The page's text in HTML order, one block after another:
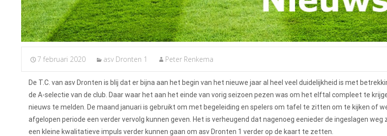
7 februari 2020 asv Dronten 1 Peter Renkema
De T.C. van asv Dronten is blij dat er bijna aan het begin van het nieuwe jaar al heel veel duidelijkheid is met
de A-selectie van de club. Daar waar het aan het einde van vorig seizoen pezen was om het elftal compleet te
nieuws te melden. De maand januari is gebruikt om met begeleiding en spelers om tafel te zitten om te kijken of
afgelopen periode een verder vervolg kunnen geven. Het is verheugend dat nagenoeg eenieder de ingeslagen
een kleine kwalitatieve impuls verder kunnen gaan om asv Dronten 1 verder op de kaart te zetten.